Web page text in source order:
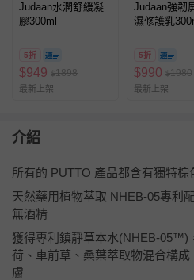
Judaan水潤舒緩凝
膠300ml
5折
$949 $1898
最新上架
Judaan強韌
濕修護乳
5折
$990 $1980
最新上架
介紹
所有的 PUTTO 產品都含有獨特
天然藥用植物萃取 NHEB-05專利
無酒精
獲得專利鎮靜草本水(NHEB-05™)
荷、車前草、桑葉萃取物混合構
膚